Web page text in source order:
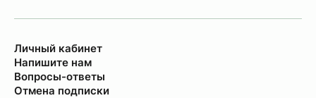
Личный кабинет
Напишите нам
Вопросы-ответы
Отмена подписки